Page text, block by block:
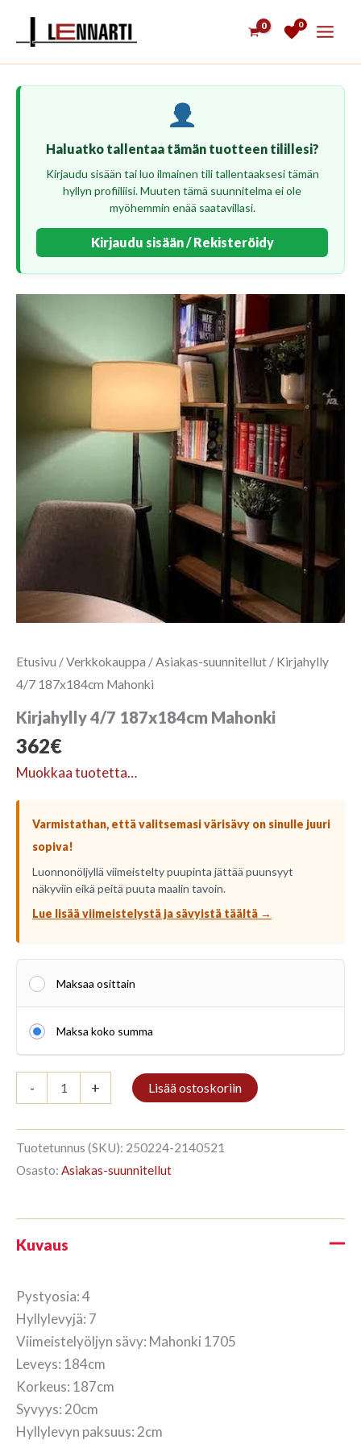
0
Haluatko tallentaa tämän tuotteen tilillesi?
Kirjaudu sisään tai luo ilmainen tili tallentaaksesi tämän
hyllyn profiiliisi. Muuten tämä suunnitelma ei ole
myöhemmin enää saatavillasi.
Kirjaudu sisään / Rekisteröidy
Etusivu /Verkkokauppa / Asiakas-suunnitellut / Kirjahylly
4/7 187x184cm Mahonki
Kirjahylly 4/7 187x184cm Mahonki
362€
Muokkaa tuotetta…
Varmistathan, että valitsemasi värisävy on sinulle juuri
sopiva!
Luonnonöljyllä viimeistelty puupinta jättää puunsyyt
näkyviin eikä peitä puuta maalin tavoin.
Lue lisää viimeistelystä ja sävyistä täältä →
Maksaa osittain
Maksa koko summa
-
4/7
Mahonki
määrä
+ Lisää ostoskoriin
Tuotetunnus (SKU): 250224-2140521
Osasto: Asiakas-suunnitellut
Kuvaus
Pystyosia: 4
Hyllylevyjä: 7
Viimeistelyöljyn sävy: Mahonki 1705
Leveys: 184cm
Korkeus: 187cm
Syvyys: 20cm
Hyllylevyn paksuus: 2cm